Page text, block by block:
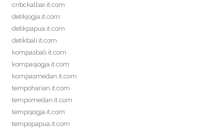
cnbckalbar.it.com
detikjogja.it.com
detikpapua.it.com
detikbali.it.com
kompasbali.it.com
kompasjogja.it.com
kompasmedan.it.com
tempoharian.it.com
tempomedan.it.com
tempojogja.it.com
tempopapua.it.com